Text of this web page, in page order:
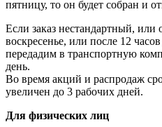
пятницу, то он будет собран и
Если заказ нестандартный, или
воскресенье, или после 12
передадим в транспортную
день.
Во время акций и распродаж
увеличен до 3 рабочих дней.
Для физических лиц